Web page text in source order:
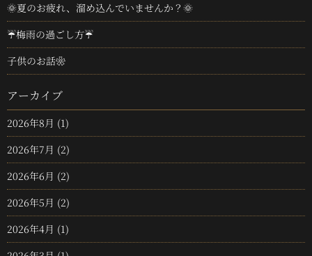
🌞夏のお疲れ、溜め込んでいませんか？🌞
☔梅雨の過ごし方☔
子供のお話❀
アーカイブ
2026年8月 (1)
2026年7月 (2)
2026年6月 (2)
2026年5月 (2)
2026年4月 (1)